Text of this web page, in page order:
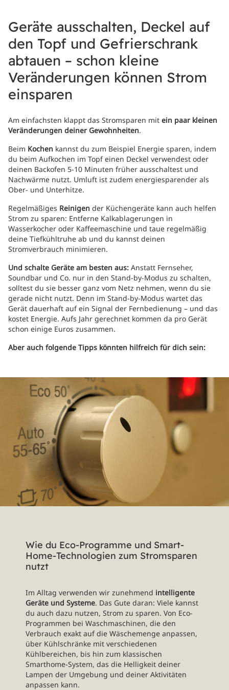
Geräte ausschalten, Deckel auf
den Topf und Gefrierschrank
abtauen – schon kleine
Veränderungen können Strom
einsparen
Am einfachsten klappt das Stromsparen mit ein paar kleinen
Veränderungen deiner Gewohnheiten.
Beim Kochen kannst du zum Beispiel Energie sparen, indem
du beim Aufkochen im Topf einen Deckel verwendest oder
deinen Backofen 5-10 Minuten früher ausschaltest und
Nachwärme nutzt. Umluft ist zudem energiesparender als
Ober- und Unterhitze.
Regelmäßiges Reinigen der Küchengeräte kann auch helfen
Strom zu sparen: Entferne Kalkablagerungen in
Wasserkocher oder Kaffeemaschine und taue regelmäßig
deine Tiefkühltruhe ab und du kannst deinen
Stromverbrauch minimieren.
Und schalte Geräte am besten aus: Anstatt Fernseher,
Soundbar und Co. nur in den Stand-by-Modus zu schalten,
solltest du sie besser ganz vom Netz nehmen, wenn du sie
gerade nicht nutzt. Denn im Stand-by-Modus wartet das
Gerät dauerhaft auf ein Signal der Fernbedienung – und das
kostet Energie. Aufs Jahr gerechnet kommen da pro Gerät
schon einige Euros zusammen.
Aber auch folgende Tipps könnten hilfreich für dich sein:
Wie du Eco-Programme und Smart-
Home-Technologien zum Stromsparen
nutzt
Im Alltag verwenden wir zunehmend intelligente
Geräte und Systeme. Das Gute daran: Viele kannst
du auch dazu nutzen, Strom zu sparen. Von Eco-
Programmen bei Waschmaschinen, die den
Verbrauch exakt auf die Wäschemenge anpassen,
über Kühlschränke mit verschiedenen
Kühlbereichen, bis hin zum klassischen
Smarthome-System, das die Helligkeit deiner
Lampen der Umgebung und deiner Aktivitäten
anpassen kann.